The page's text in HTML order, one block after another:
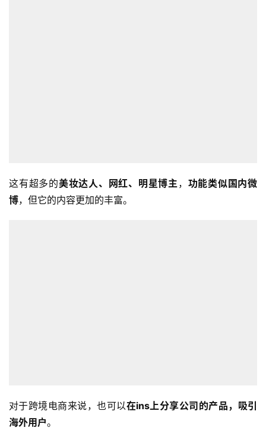
这有超多的美妆达人、网红、明星博主， 功能类似国内微
博，但它的内容更加的丰富。
对于跨境电商来说，也可以在ins上分享公司的产品，吸引
海外用户。